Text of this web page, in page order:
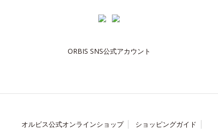
ORBIS SNS公式アカウント
オルビス公式オンラインショップ
ショッピングガイド